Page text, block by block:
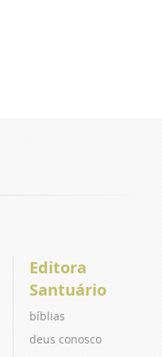
Editora
Santuário
bíblias
deus conosco